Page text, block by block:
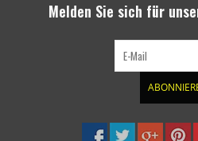
Melden Sie sich für